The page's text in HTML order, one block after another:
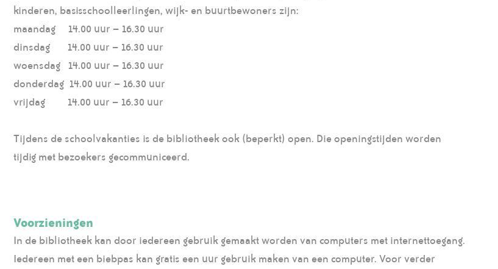
kinderen, basisschoolleerlingen, wijk- en buurtbewoners zijn:
maandag 14.00 uur – 16.30 uur
dinsdag 14.00 uur – 16.30 uur
woensdag 14.00 uur – 16.30 uur
donderdag 14.00 uur – 16.30 uur
vrijdag 14.00 uur – 16.30 uur
Tijdens de schoolvakanties is de bibliotheek ook (beperkt) open. Die openingstijden worden
tijdig met bezoekers gecommuniceerd.
Voorzieningen
In de bibliotheek kan door iedereen gebruik gemaakt worden van computers met internettoegang.
Iedereen met een biebpas kan gratis een uur gebruik maken van een computer. Voor verder